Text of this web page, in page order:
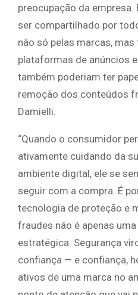
preocupação da empresa.
ser compartilhado por
não só pelas marcas,
plataformas de anúncios
também poderiam ter
remoção dos conteúdos
Damielli.
“Quando o consumidor
ativamente cuidando da
ambiente digital, ele se
seguir com a compra. É
tecnologia de proteção e
fraudes não é apenas
estratégica. Segurança
confiança — e confiança,
ativos de uma marca no